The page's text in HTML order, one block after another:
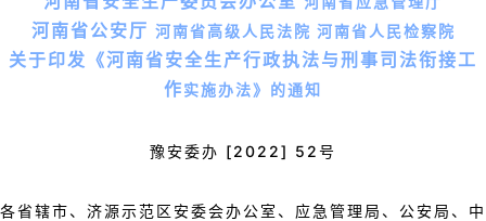
河南省公安厅 河南省高级人民法院 河南省人民检察院
关于印发《河南省安全生产行政执法与刑事司法衔接工
作实施办法》的通知
豫安委办 [2022] 52号
各省辖市、济源示范区安委会办公室、应急管理局、公安局、中